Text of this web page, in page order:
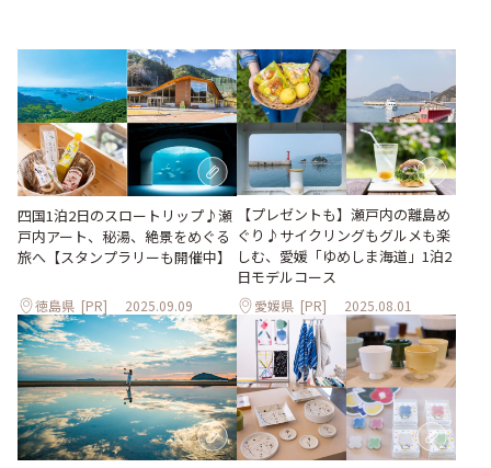
四国1泊2日のスロートリップ♪瀬
戸内アート、秘湯、絶景をめぐる
旅へ【スタンプラリーも開催中】
徳島県 [PR] 2025.09.09
【プレゼントも】瀬戸内の離島め
ぐり♪サイクリングもグルメも楽
しむ、愛媛「ゆめしま海道」1泊2
日モデルコース
愛媛県 [PR] 2025.08.01